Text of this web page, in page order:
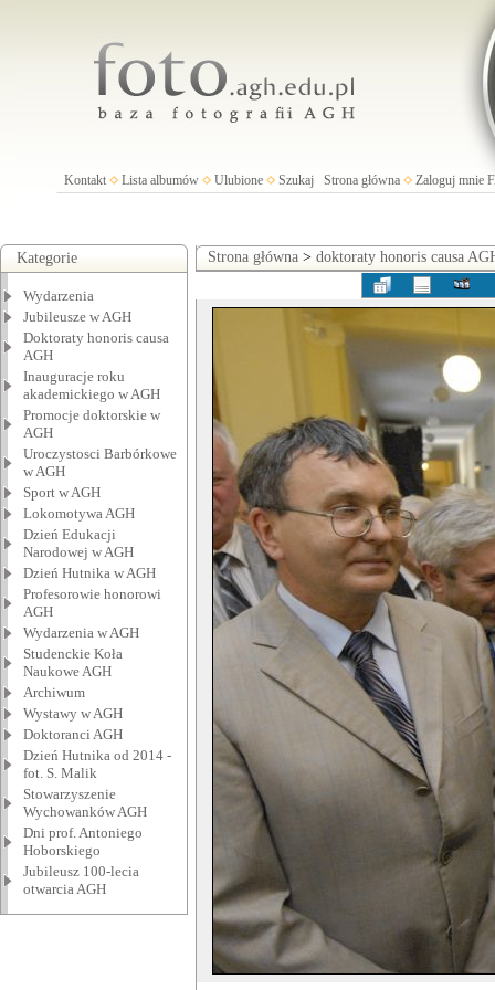
Kontakt Lista albumów Ulubione Szukaj Strona główna Zaloguj mnie
Kategorie
Wydarzenia
Jubileusze w AGH
Doktoraty honoris causa
AGH
Inauguracje roku
akademickiego w AGH
Promocje doktorskie w
AGH
Uroczystosci Barbórkowe
w AGH
Sport w AGH
Lokomotywa AGH
Dzień Edukacji
Narodowej w AGH
Dzień Hutnika w AGH
Profesorowie honorowi
AGH
Wydarzenia w AGH
Studenckie Koła
Naukowe AGH
Archiwum
Wystawy w AGH
Doktoranci AGH
Dzień Hutnika od 2014 -
fot. S. Malik
Stowarzyszenie
Wychowanków AGH
Dni prof. Antoniego
Hoborskiego
Jubileusz 100-lecia
otwarcia AGH
Strona główna > doktoraty honoris causa